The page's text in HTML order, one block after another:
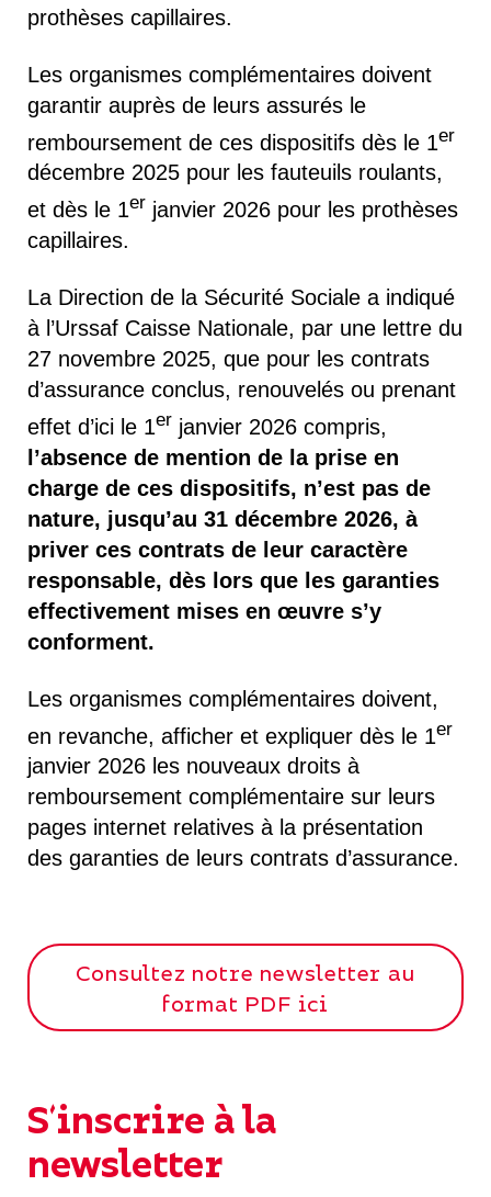
prothèses capillaires.
Les organismes complémentaires doivent
garantir auprès de leurs assurés le
remboursement de ces dispositifs dès le 1 er
décembre 2025 pour les fauteuils roulants,
et dès le 1er janvier 2026 pour les prothèses
capillaires.
La Direction de la Sécurité Sociale a indiqué
à l’Urssaf Caisse Nationale, par une lettre du
27 novembre 2025, que pour les contrats
d’assurance conclus, renouvelés ou prenant
effet d’ici le 1er janvier 2026 compris,
l’absence de mention de la prise en
charge de ces dispositifs, n’est pas de
nature, jusqu’au 31 décembre 2026, à
priver ces contrats de leur caractère
responsable, dès lors que les garanties
effectivement mises en œuvre s’y
conforment.
Les organismes complémentaires doivent,
en revanche, afficher et expliquer dès le 1 er
janvier 2026 les nouveaux droits à
remboursement complémentaire sur leurs
pages internet relatives à la présentation
des garanties de leurs contrats d’assurance.
Consultez notre newsletter au
format PDF ici
S'inscrire à la
newsletter